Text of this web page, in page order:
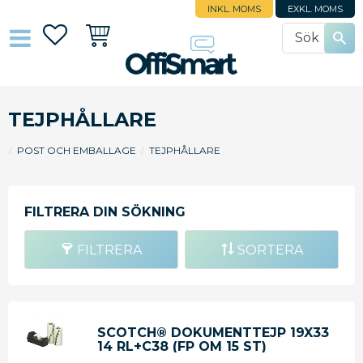
INKL. MOMS EXKL. MOMS
FavoriterKundvagn
TEJPHÅLLARE
POST OCH EMBALLAGE TEJPHÅLLARE
FILTRERA SORTERA
SCOTCH® DOKUMENTTEJP 19X33
14 RL+C38 (FP OM 15 ST)